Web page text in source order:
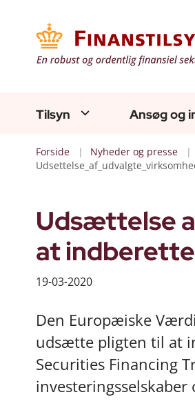
Tilsyn Ansøg og
Forside Nyheder og presse
Udsættelse
at
19-03-2020
Den Europæiske
udsætte pligten til at
Securities Financing